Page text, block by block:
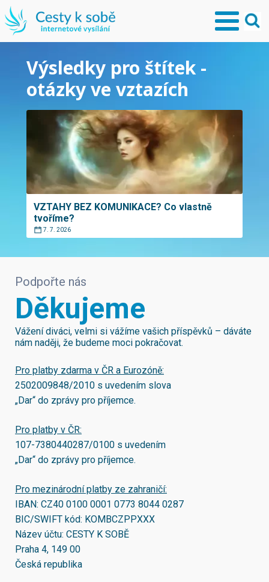
Výsledky pro štítek -
otázky ve vztazích
VZTAHY BEZ KOMUNIKACE? Co vlastně
tvoříme?
7. 7. 2026
Podpořte nás
Děkujeme
Vážení diváci, velmi si vážíme vašich příspěvků – dáváte
nám naději, že budeme moci pokračovat.
Pro platby zdarma v ČR a Eurozóně:
2502009848/2010 s uvedením slova
„Dar“ do zprávy pro příjemce.
Pro platby v ČR:
107-7380440287/0100 s uvedením
„Dar“ do zprávy pro příjemce.
Pro mezinárodní platby ze zahraničí:
IBAN: CZ40 0100 0001 0773 8044 0287
BIC/SWIFT kód: KOMBCZPPXXX
Název účtu: CESTY K SOBĚ
Praha 4, 149 00
Česká republika